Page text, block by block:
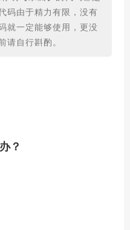
码由于精力有限，没有
就一定能够使用，更没
请自行斟酌。
？